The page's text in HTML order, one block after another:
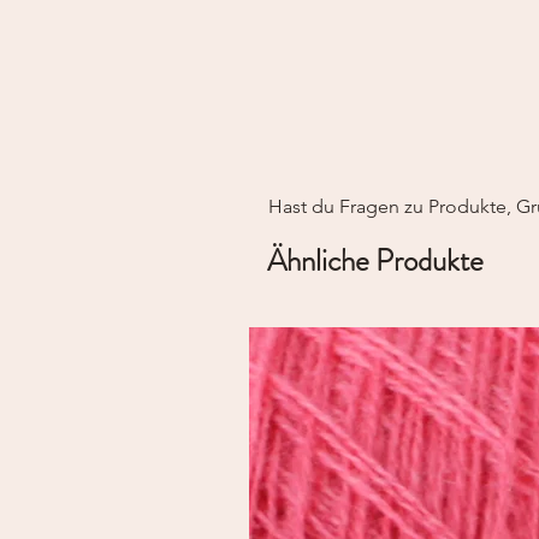
Hast du Fragen zu Produkte,
Ähnliche Produkte